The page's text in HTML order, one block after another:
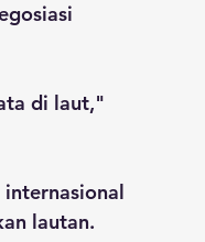
di laut,"
lautan.